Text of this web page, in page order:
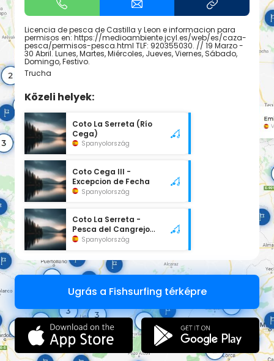
Licencia de pesca de Castilla y Leon e informacion para
permisos en: https://medioambiente.jcyl.es/web/es/caza-
pesca/permisos-pesca.html TLF: 920355030. // 19 Marzo -
30 Abril. Lunes, Martes, Miércoles, Jueves, Viernes, Sábado,
Domingo, Festivo.
Trucha
Közeli helyek:
Coto La Serreta (Río
Cega)
Spanyolország
Coto Cega III -
Excepcion de Fecha
Spanyolország
Coto La Serreta -
Pesca del Cangrejo
(Río Cega)
Spanyolország
Ugrás a Fishsurfing térképre